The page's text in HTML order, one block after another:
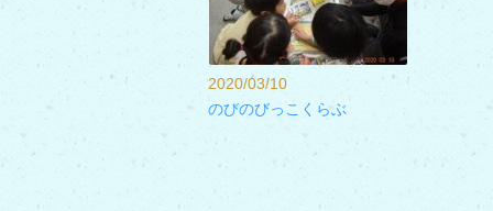
2020/03/10
のびのびっこくらぶ